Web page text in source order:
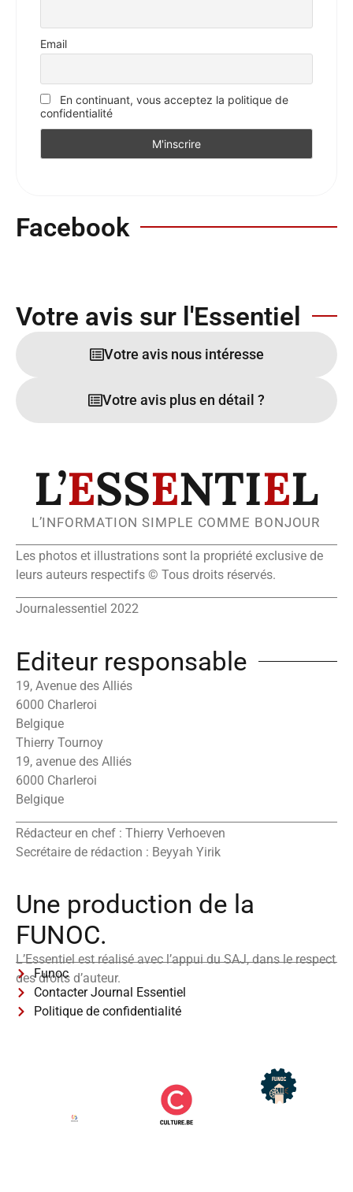
Email
En continuant, vous acceptez la politique de
confidentialité
Facebook
Votre avis sur l'Essentiel
Votre avis nous intéresse
Votre avis plus en détail ?
L’ESSENTIEL
L’INFORMATION SIMPLE COMME BONJOUR
Les photos et illustrations sont la propriété exclusive de
leurs auteurs respectifs © Tous droits réservés.
Journalessentiel 2022
Editeur responsable
19, Avenue des Alliés
6000 Charleroi
Belgique
Thierry Tournoy
19, avenue des Alliés
6000 Charleroi
Belgique
Rédacteur en chef : Thierry Verhoeven
Secrétaire de rédaction : Beyyah Yirik
Une production de la
FUNOC.
L’Essentiel est réalisé avec l’appui du SAJ, dans le respect
des droits d’auteur.
Funoc
Contacter Journal Essentiel
Politique de confidentialité